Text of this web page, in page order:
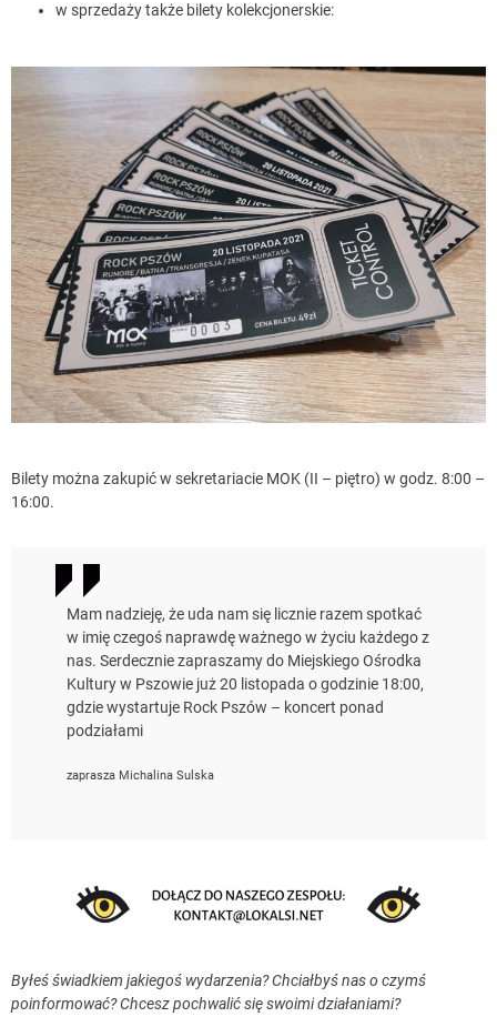
w sprzedaży także bilety kolekcjonerskie:
Bilety można zakupić w sekretariacie MOK (II – piętro) w godz. 8:00 –
16:00.
Mam nadzieję, że uda nam się licznie razem spotkać
w imię czegoś naprawdę ważnego w życiu każdego z
nas. Serdecznie zapraszamy do Miejskiego Ośrodka
Kultury w Pszowie już 20 listopada o godzinie 18:00,
gdzie wystartuje Rock Pszów – koncert ponad
podziałami
zaprasza Michalina Sulska
Byłeś świadkiem jakiegoś wydarzenia? Chciałbyś nas o czymś
poinformować? Chcesz pochwalić się swoimi działaniami?